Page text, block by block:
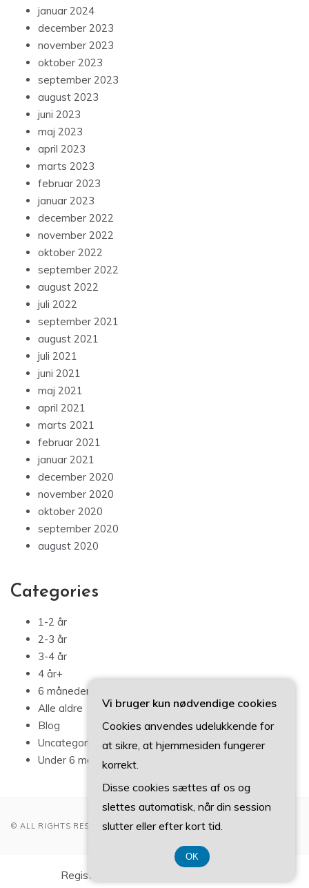
januar 2024
december 2023
november 2023
oktober 2023
september 2023
august 2023
juni 2023
maj 2023
april 2023
marts 2023
februar 2023
januar 2023
december 2022
november 2022
oktober 2022
september 2022
august 2022
juli 2022
september 2021
august 2021
juli 2021
juni 2021
maj 2021
april 2021
marts 2021
februar 2021
januar 2021
december 2020
november 2020
oktober 2020
september 2020
august 2020
Categories
1-2 år
2-3 år
3-4 år
4 år+
6 måneder – 1 år
Alle aldre
Blog
Uncategorized
Under 6 måneder
© ALL RIGHTS RESERVED 2022
Registreringsnummer DK 37 40 77 39
Vi bruger kun nødvendige cookies
Cookies anvendes udelukkende for
at sikre, at hjemmesiden fungerer
korrekt.
Disse cookies sættes af os og
slettes automatisk, når din session
slutter eller efter kort tid.
OK